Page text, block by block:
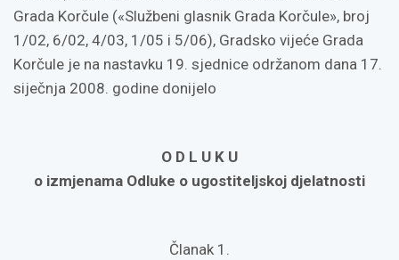
Grada Korčule («Službeni glasnik Grada Korčule», broj
1/02, 6/02, 4/03, 1/05 i 5/06), Gradsko vijeće Grada
Korčule je na nastavku 19. sjednice održanom dana 17.
siječnja 2008. godine donijelo
O D L U K U
o izmjenama Odluke o ugostiteljskoj djelatnosti
Članak 1.